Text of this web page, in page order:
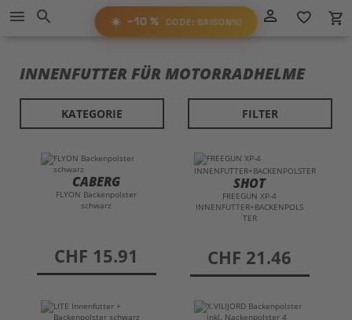
−10%RABATTAUF ALLES!
☀️ −10 % CODE: SAISON10
Direkt
zum
Inhalt
person_outline favorite_border local_grocery_store
menu search
INNENFUTTER FÜR MOTORRADHELME
KATEGORIE FILTER
CABERG
FLYON Backenpolster
schwarz
preis
CHF 15.91
SHOT
FREEGUN XP-4
INNENFUTTER+BACKENPOLS
TER
preis
CHF 21.46